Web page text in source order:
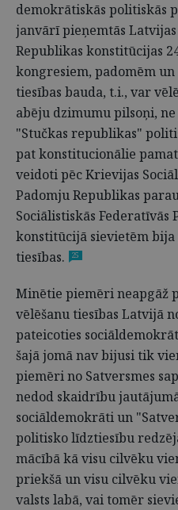
demokrātiskās politiskās
janvārī pieņemtās
Republikas konstitūcijas
kongresiem, padomēm
tiesības bauda, t.i., var
abēju dzimumu pilsoņi,
"Stučkas republikas"
pat konstitucionālie
veidoti pēc Krievijas
Padomju Republikas
Sociālistiskās Federatīvās
konstitūcijā sievietēm bija
tiesības.
25
Minētie piemēri neapgāž
vēlēšanu tiesības Latvijā
pateicoties
šajā jomā nav bijusi tik
piemēri no Satversmes
nedod skaidrību
sociāldemokrāti un
politisko līdztiesību
mācībā kā visu cilvēku
priekšā un visu cilvēku
valsts labā, vai tomēr